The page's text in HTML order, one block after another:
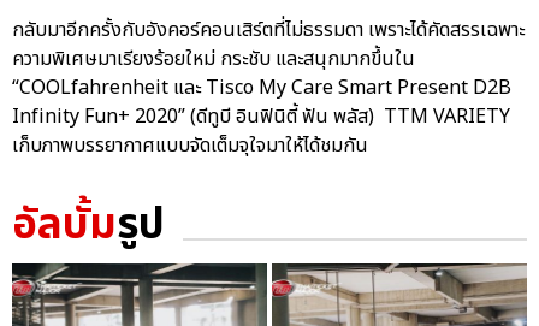
กลับมาอีกครั้งกับอังคอร์คอนเสิร์ตที่ไม่ธรรมดา เพราะได้คัดสรรเฉพาะ
ความพิเศษมาเรียงร้อยใหม่ กระชับ และสนุกมากขึ้นใน
“COOLfahrenheit และ Tisco My Care Smart Present D2B
Infinity Fun+ 2020” (ดีทูบี อินฟินิตี้ ฟัน พลัส) TTM VARIETY
เก็บภาพบรรยากาศแบบจัดเต็มจุใจมาให้ได้ชมกัน
อัลบั้มรูป